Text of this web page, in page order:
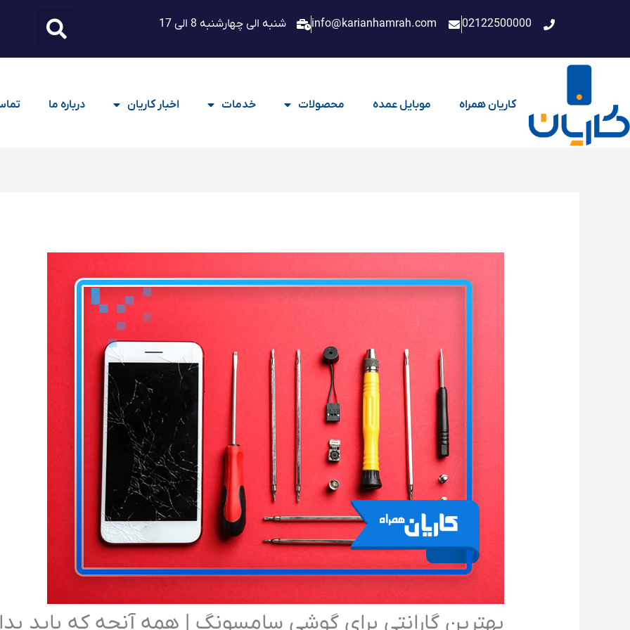
02122500000
info@karianhamrah.com شنبه الی چهارشنبه 8 الی 17
کاریان همراه موبایل عمده محصولات خدمات اخبار کاریان درباره ما
بهترین گارانتی برای گوشی سامسونگ | همه آنچه که باید